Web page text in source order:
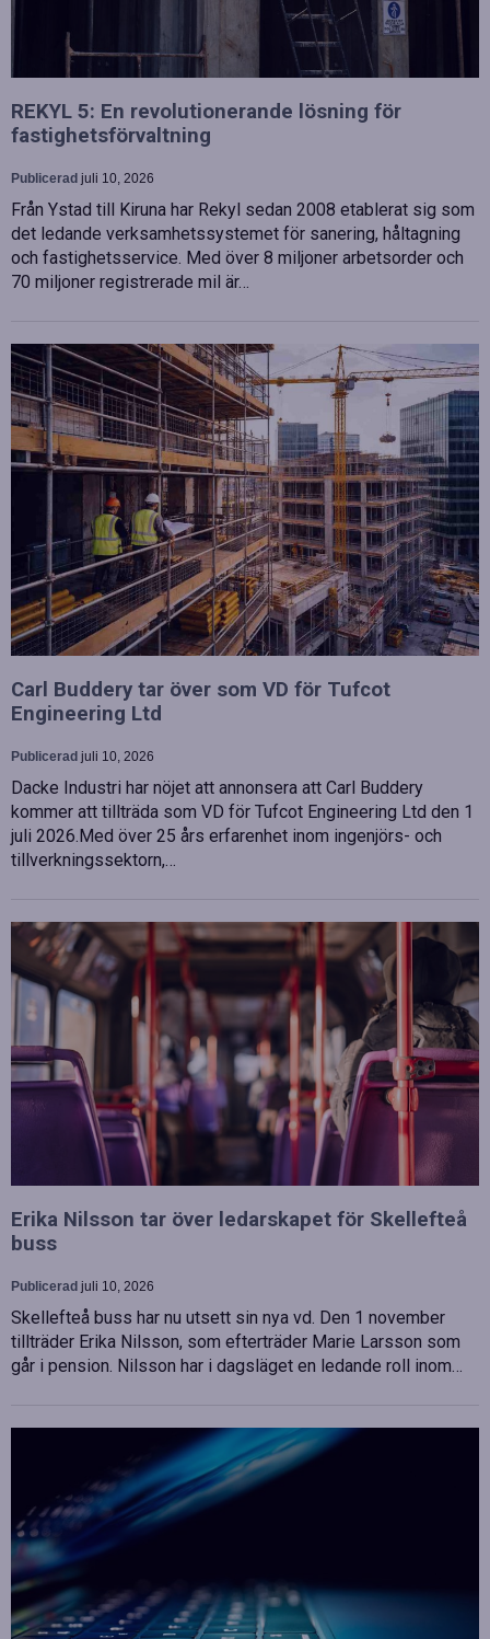
REKYL 5: En revolutionerande lösning för
fastighetsförvaltning
Publicerad juli 10, 2026
Från Ystad till Kiruna har Rekyl sedan 2008 etablerat sig som
det ledande verksamhetssystemet för sanering, håltagning
och fastighetsservice. Med över 8 miljoner arbetsorder och
70 miljoner registrerade mil är…
Carl Buddery tar över som VD för Tufcot
Engineering Ltd
Publicerad juli 10, 2026
Dacke Industri har nöjet att annonsera att Carl Buddery
kommer att tillträda som VD för Tufcot Engineering Ltd den 1
juli 2026.Med över 25 års erfarenhet inom ingenjörs- och
tillverkningssektorn,…
Erika Nilsson tar över ledarskapet för Skellefteå
buss
Publicerad juli 10, 2026
Skellefteå buss har nu utsett sin nya vd. Den 1 november
tillträder Erika Nilsson, som efterträder Marie Larsson som
går i pension. Nilsson har i dagsläget en ledande roll inom…